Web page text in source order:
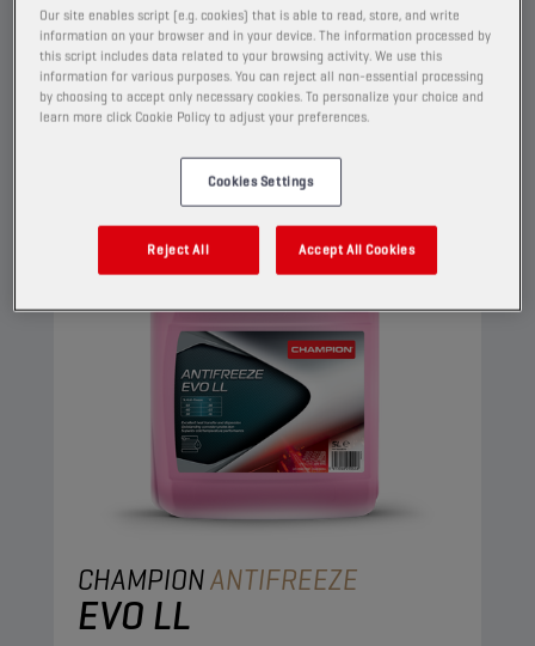
G12++-, G12+- en G11-toepassingen.
Bekijk
CHAMPIONANTIFREEZE
EVO LL
Our site enables script (e.g. cookies) that is able to read, store, and write
information on your browser and in your device. The information processed by
this script includes data related to your browsing activity. We use this
information for various purposes. You can reject all non-essential processing
by choosing to accept only necessary cookies. To personalize your choice and
learn more click Cookie Policy to adjust your preferences.
Cookies Settings
Reject All Accept All Cookies